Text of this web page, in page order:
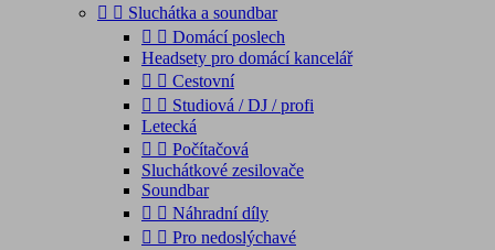
  Sluchátka a soundbar
  Domácí poslech
Headsety pro domácí kancelář
  Cestovní
  Studiová / DJ / profi
Letecká
  Počítačová
Sluchátkové zesilovače
Soundbar
  Náhradní díly
  Pro nedoslýchavé